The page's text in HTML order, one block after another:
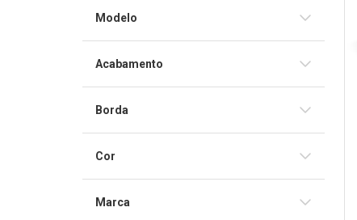
Modelo
Acabamento
Borda
Cor
Vinho
Marca